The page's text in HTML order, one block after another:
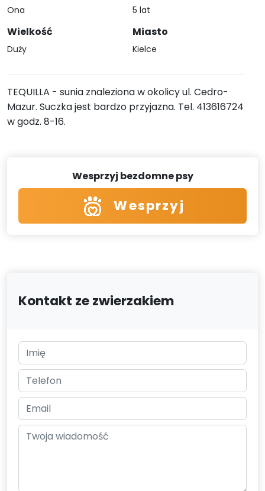
Ona
Wielkość
Duży
5 lat
Miasto
Kielce
TEQUILLA - sunia znaleziona w okolicy ul. Cedro-
Mazur. Suczka jest bardzo przyjazna. Tel. 413616724
w godz. 8-16.
Wesprzyj bezdomne psy
Wesprzyj
Kontakt ze zwierzakiem